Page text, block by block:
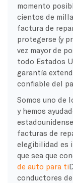
momento
cientos de
factura de
protegerse (y
vez mayor de
todo Estados
garantía
confiable del
Somos uno de
y hemos
facturas de
elegibilidad es
que sea que
de auto para ti
conductores